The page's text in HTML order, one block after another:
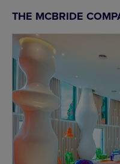
THE MCBRIDE